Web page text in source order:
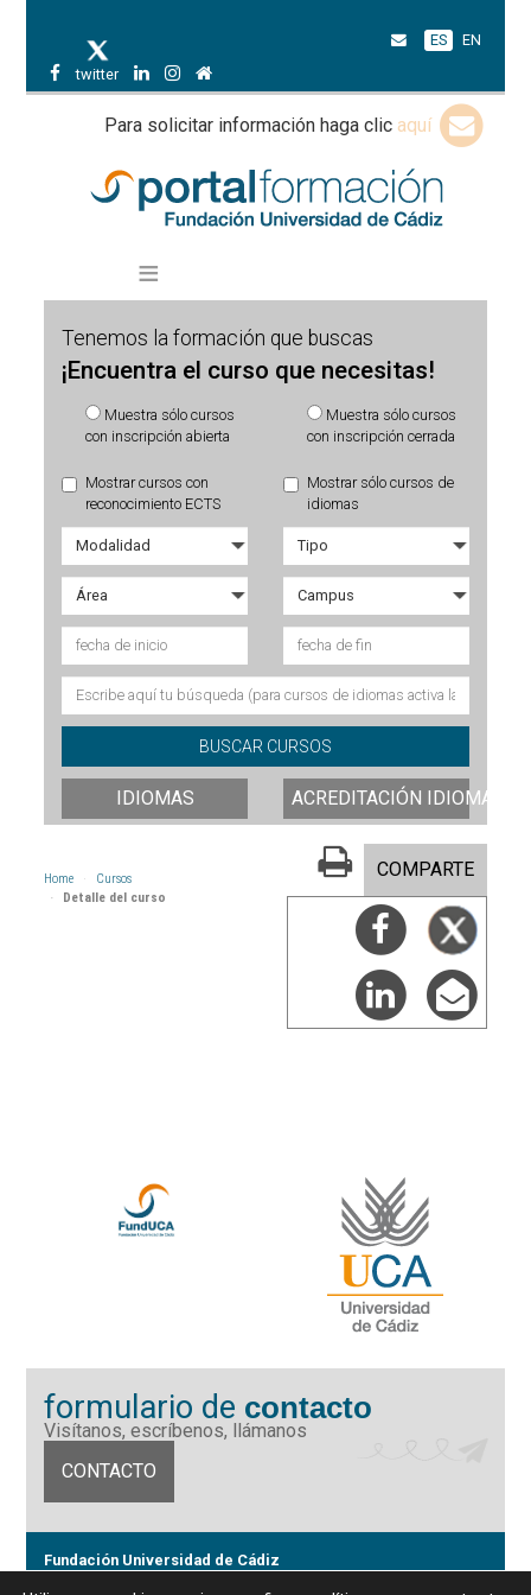
twitter
ES EN
Para solicitar información haga clic aquí
Tenemos la formación que buscas
¡Encuentra el curso que necesitas!
Muestra sólo cursos
con inscripción abierta
Muestra sólo cursos
con inscripción cerrada
Mostrar cursos con
reconocimiento ECTS
Mostrar sólo cursos de
idiomas
IDIOMAS ACREDITACIÓN IDIOMAS
Home
Cursos
Detalle del curso
COMPARTE
formulario de contacto
Visítanos, escríbenos, llámanos
CONTACTO
Fundación Universidad de Cádiz